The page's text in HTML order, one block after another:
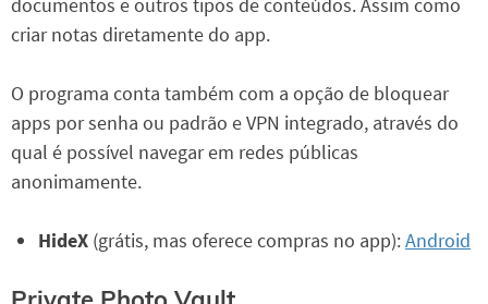
criar notas diretamente do app.
O programa conta também com a opção de bloquear
apps por senha ou padrão e VPN integrado, através do
qual é possível navegar em redes públicas
anonimamente.
HideX (grátis, mas oferece compras no app):Android